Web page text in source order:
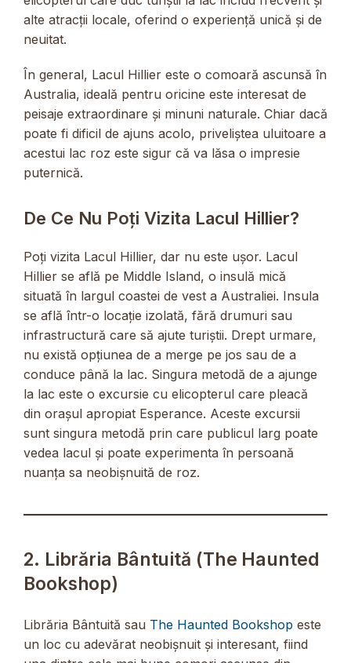
alte atracții locale, oferind o experiență unică și de
neuitat.
În general, Lacul Hillier este o comoară ascunsă în
Australia, ideală pentru oricine este interesat de
peisaje extraordinare și minuni naturale. Chiar dacă
poate fi dificil de ajuns acolo, priveliștea uluitoare a
acestui lac roz este sigur că va lăsa o impresie
puternică.
De Ce Nu Poți Vizita Lacul Hillier?
Poți vizita Lacul Hillier, dar nu este ușor. Lacul
Hillier se află pe Middle Island, o insulă mică
situată în largul coastei de vest a Australiei. Insula
se află într-o locație izolată, fără drumuri sau
infrastructură care să ajute turiștii. Drept urmare,
nu există opțiunea de a merge pe jos sau de a
conduce până la lac. Singura metodă de a ajunge
la lac este o excursie cu elicopterul care pleacă
din orașul apropiat Esperance. Aceste excursii
sunt singura metodă prin care publicul larg poate
vedea lacul și poate experimenta în persoană
nuanța sa neobișnuită de roz.
2. Librăria Bântuită (The Haunted
Bookshop)
Librăria Bântuită sau The Haunted Bookshop este
un loc cu adevărat neobișnuit și interesant, fiind